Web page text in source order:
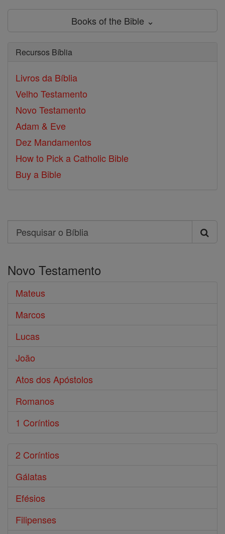
Books of the Bible ⌄
Recursos Bíblia
Livros da Bíblia
Velho Testamento
Novo Testamento
Adam & Eve
Dez Mandamentos
How to Pick a Catholic Bible
Buy a Bible
Search
Pesquisar
Bíblia
Novo Testamento
Mateus
Marcos
Lucas
João
Atos dos Apóstolos
Romanos
1 Coríntios
2 Coríntios
Gálatas
Efésios
Filipenses